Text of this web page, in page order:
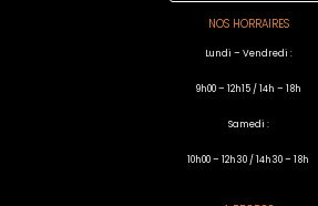
NOS HORRAIRES
Lundi – Vendredi :
9h00 – 12h15 / 14h – 18h
Samedi :
10h00 – 12h30 / 14h30 – 18h